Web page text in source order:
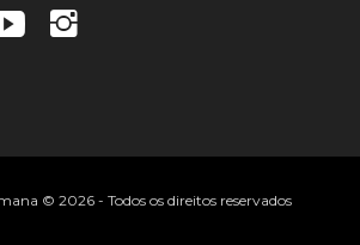
© 2026 - Todos os direitos reservados